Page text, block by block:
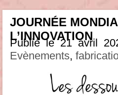
JOURNÉE
L’INNOVATION
Publié le 21 avril
Evènements,